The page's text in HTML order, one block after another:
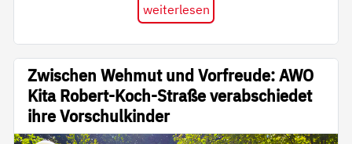
weiterlesen
Zwischen Wehmut und Vorfreude: AWO
Kita Robert-Koch-Straße verabschiedet
ihre Vorschulkinder